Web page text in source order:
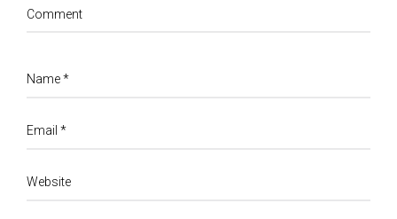
Comment
Name*
Email *
Website